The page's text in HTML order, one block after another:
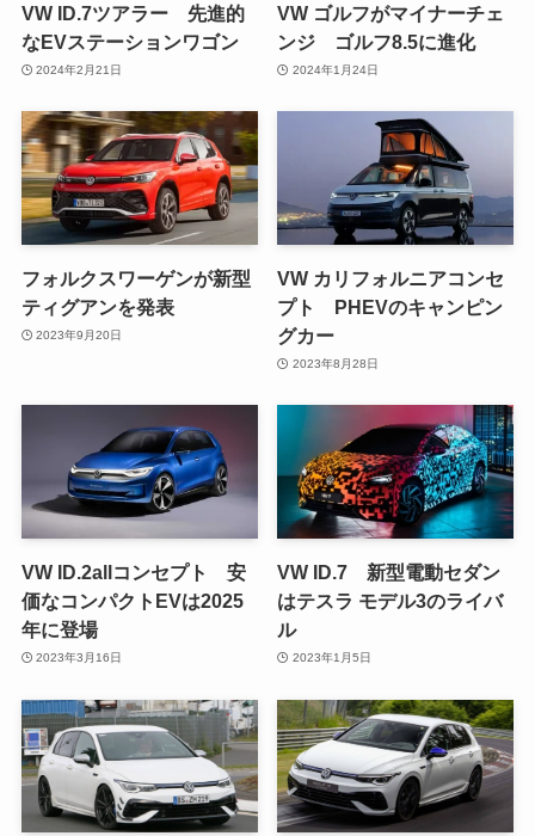
VW ID.7ツアラー 先進的
なEVステーションワゴン
2024年2月21日
VW ゴルフがマイナーチェ
ンジ ゴルフ8.5に進化
2024年1月24日
フォルクスワーゲンが新型
ティグアンを発表
2023年9月20日
VW カリフォルニアコンセ
プト PHEVのキャンピン
グカー
2023年8月28日
VW ID.2allコンセプト 安
価なコンパクトEVは2025
年に登場
2023年3月16日
VW ID.7 新型電動セダン
はテスラ モデル3のライバ
ル
2023年1月5日